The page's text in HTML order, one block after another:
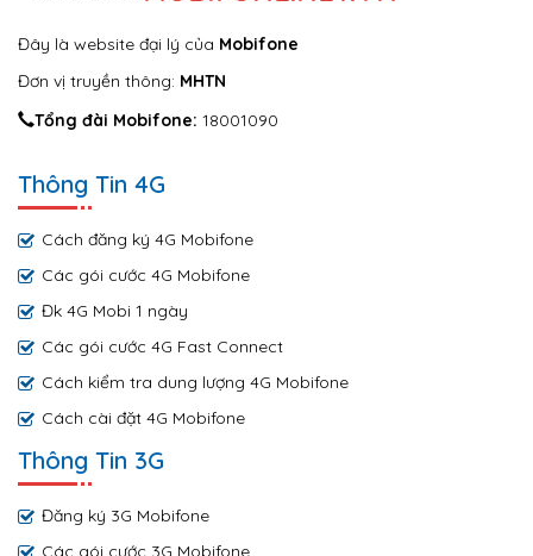
Đây là website đại lý của Mobifone
Đơn vị truyền thông: MHTN
Tổng đài Mobifone: 18001090
Thông Tin 4G
Cách đăng ký 4G Mobifone
Các gói cước 4G Mobifone
Đk 4G Mobi 1 ngày
Các gói cước 4G Fast Connect
Cách kiểm tra dung lượng 4G Mobifone
Cách cài đặt 4G Mobifone
Thông Tin 3G
Đăng ký 3G Mobifone
Các gói cước 3G Mobifone